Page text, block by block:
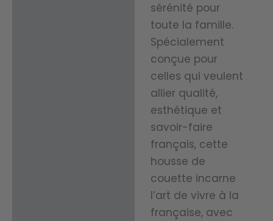
sérénité pour
toute la famille.
Spécialement
conçue pour
celles qui veulent
allier qualité,
esthétique et
savoir-faire
français, cette
housse de
couette incarne
l’art de vivre à la
française, avec